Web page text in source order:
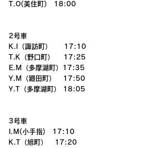
T.O(美住町)　18:00
2号車
K.I（諏訪町）     17:10
T.K（野口町）　 17:25
E.M（多摩湖町）17:35
Y.M（廻田町）   17:50
Y.T（多摩湖町） 18:05
3号車
I.M(小手指)　17:10
K.T（旭町）   17:20